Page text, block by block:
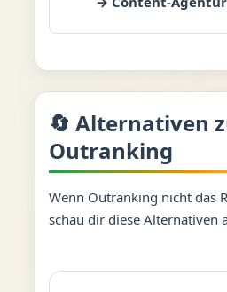
🔄 Alternativen
Outranking
Wenn Outranking nicht das
schau dir diese Alternativen